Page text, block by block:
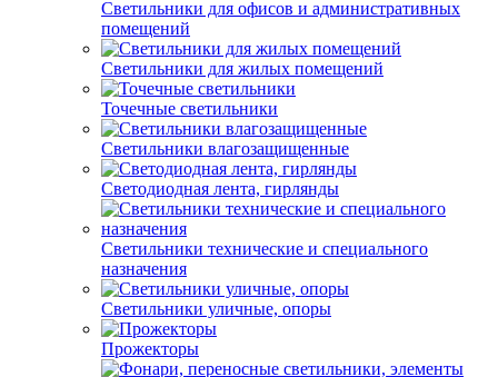
Светильники для офисов и административных
помещений
Светильники для жилых помещений
Точечные светильники
Светильники влагозащищенные
Светодиодная лента, гирлянды
Светильники технические и специального
назначения
Светильники уличные, опоры
Прожекторы